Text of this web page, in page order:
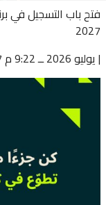
فتح باب التسجيل في
2027
7 يوليو 2026|